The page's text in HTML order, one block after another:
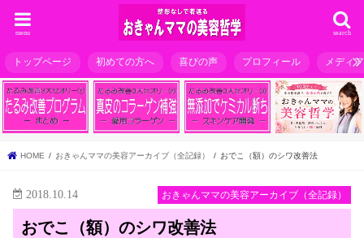
search
menu
トップページ 初めての方へ 喜びの声 プロフィール メディ
HOME おきゃんママの美容アーカイブ（全記録） おでこ（額）のシワ改善法
おきゃんママの美容アーカイブ（全記録）
2018.10.14
おでこ（額）のシワ改善法